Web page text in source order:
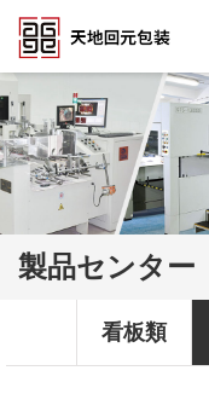
製品センター
看板類